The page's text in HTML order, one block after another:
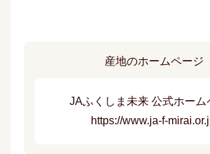
産地のホームページ
JAふくしま未来 公式ホーム
https://www.ja-f-